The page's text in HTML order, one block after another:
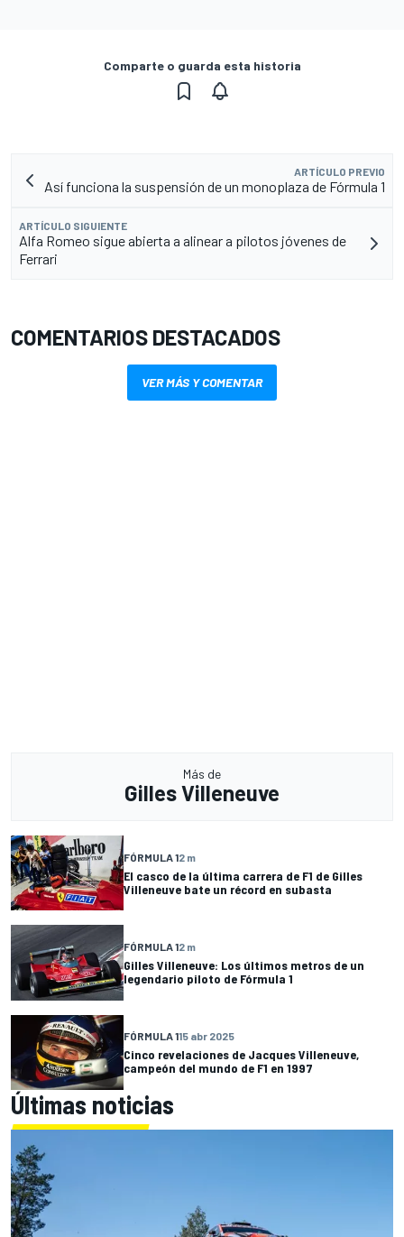
Comparte o guarda esta historia
ARTÍCULO PREVIO
Así funciona la suspensión de un monoplaza de Fórmula 1
ARTÍCULO SIGUIENTE
Alfa Romeo sigue abierta a alinear a pilotos jóvenes de
Ferrari
COMENTARIOS DESTACADOS
VER MÁS Y COMENTAR
Más de
Gilles Villeneuve
FÓRMULA 12 m
El casco de la última carrera de F1 de Gilles
Villeneuve bate un récord en subasta
FÓRMULA 12 m
Gilles Villeneuve: Los últimos metros de un
legendario piloto de Fórmula 1
FÓRMULA 115 abr 2025
Cinco revelaciones de Jacques Villeneuve,
campeón del mundo de F1 en 1997
Últimas noticias